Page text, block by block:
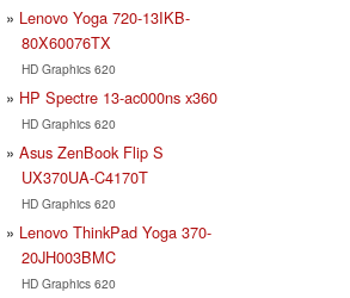
Lenovo Yoga 720-13IKB-
80X60076TX
HD Graphics 620
HP Spectre 13-ac000ns x360
HD Graphics 620
Asus ZenBook Flip S
UX370UA-C4170T
HD Graphics 620
Lenovo ThinkPad Yoga 370-
20JH003BMC
HD Graphics 620